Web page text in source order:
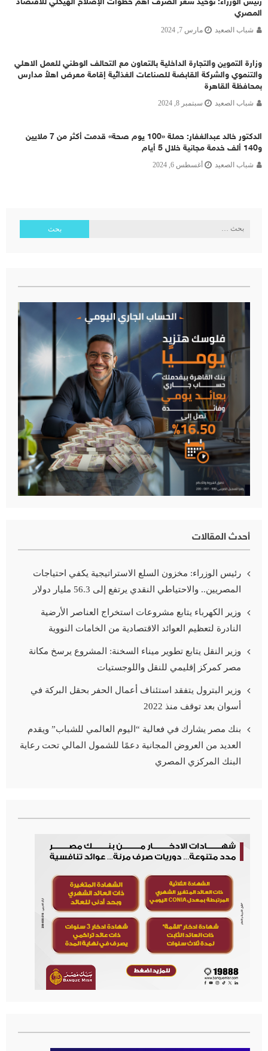
المصري
شباب الصعيد مارس 7, 2024
وزارة التموين والتجارة الداخلية بالتعاون مع التحالف الوطني للعمل الاهلي
والتنموي والشركة القابضة للصناعات الغذائية إقامة معرض اهلاً مدارس
بمحافظة القاهرة
شباب الصعيد سبتمبر 8, 2024
الدكتور خالد عبدالغفار: حملة «100 يوم صحة» قدمت أكثر من 7 ملايين
و140 ألف خدمة مجانية خلال 5 أيام
شباب الصعيد أغسطس 6, 2024
البحث
أحدث المقالات
رئيس الوزراء: مخزون السلع الاستراتيجية يكفي احتياجات
المصريين.. والاحتياطي النقدي يرتفع إلى 56.3 مليار دولار
وزير الكهرباء يتابع مشروعات استخراج العناصر الأرضية
النادرة لتعظيم العوائد الاقتصادية من الخامات النووية
وزير النقل يتابع تطوير ميناء السخنة: المشروع يرسخ مكانة
مصر كمركز إقليمي للنقل واللوجستيات
وزير البترول يتفقد استئناف أعمال الحفر بحقل البركة في
أسوان بعد توقف منذ 2022
بنك مصر يشارك في فعالية “اليوم العالمي للشباب” ويقدم
العديد من العروض المجانية دعمًا للشمول المالي تحت رعاية
البنك المركزي المصري